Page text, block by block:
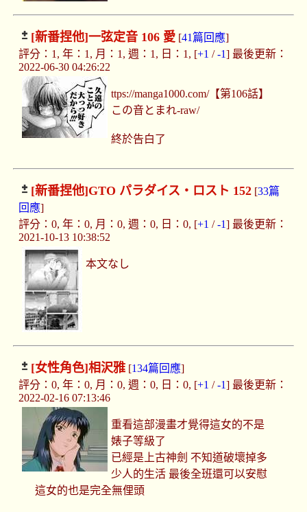
[新番捏他]一弦定音 106 愛[41篇回應]
評分：1, 年：1, 月：1, 週：1, 日：1, [+1 /-1] 最後更新：
2022-06-30 04:26:22
ttps://manga1000.com/【第106話】
この音とまれ-raw/
終於告白了
[新番捏他]GTO パラダイス・ロスト 152[33篇
回應]
評分：0, 年：0, 月：0, 週：0, 日：0, [+1 /-1] 最後更新：
2021-10-13 10:38:52
本文なし
[女性角色]相沢雅[134篇回應]
評分：0, 年：0, 月：0, 週：0, 日：0, [+1 /-1] 最後更新：
2022-02-16 07:13:46
重看這部漫畫才覺得這女的不是
婊子等級了
已經是上古神劍 不知道破壞掉多
少人的生活 最後全班還可以安慰
這女的也是完全無俚頭